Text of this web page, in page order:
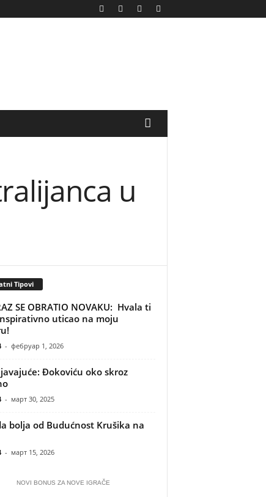
u
Tipovi
SE OBRATIO NOVAKU: Hvala ti
uticao na moju
- фебруар 1, 2026
Đokoviću oko skroz
- март 30, 2025
bolja od Budućnost Krušika na
- март 15, 2026
NOVI BONUS ZA NOVE IGRAČE